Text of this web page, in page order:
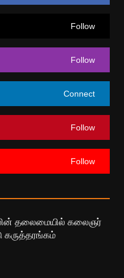
Follow
Follow
Connect
Follow
Follow
தலைமையில் கலைஞர்
கருத்தரங்கம்